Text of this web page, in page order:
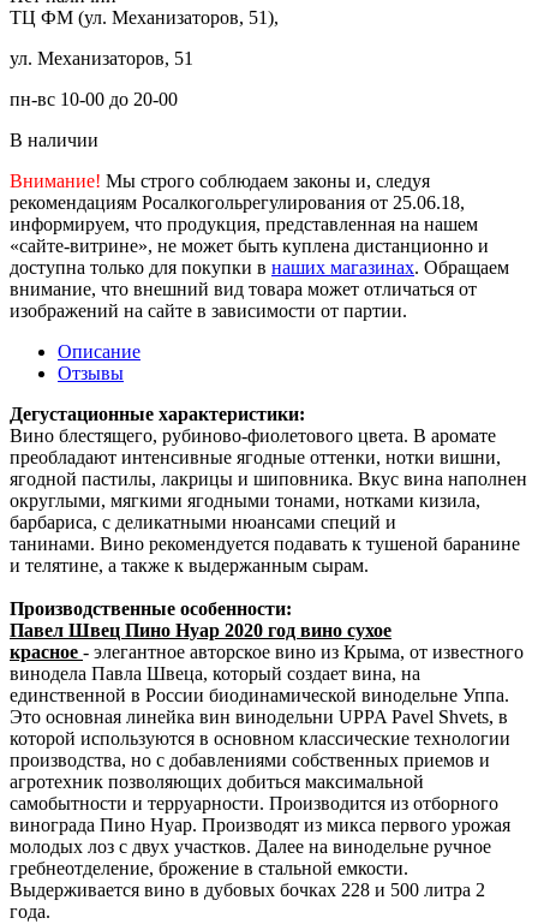
ТЦ ФМ (ул. Механизаторов, 51),
ул. Механизаторов, 51
пн-вс 10-00 до 20-00
В наличии
Внимание! Мы строго соблюдаем законы и, следуя
рекомендациям Росалкогольрегулирования от 25.06.18,
информируем, что продукция, представленная на нашем
«сайте-витрине», не может быть куплена дистанционно и
доступна только для покупки в наших магазинах. Обращаем
внимание, что внешний вид товара может отличаться от
изображений на сайте в зависимости от партии.
Описание
Отзывы
Дегустационные характеристики:
Вино блестящего, рубиново-фиолетового цвета. В аромате
преобладают интенсивные ягодные оттенки, нотки вишни,
ягодной пастилы, лакрицы и шиповника. Вкус вина наполнен
округлыми, мягкими ягодными тонами, нотками кизила,
барбариса, с деликатными нюансами специй и
танинами. Вино рекомендуется подавать к тушеной баранине
и телятине, а также к выдержанным сырам.
Производственные особенности:
Павел Швец Пино Нуар 2020 год вино сухое
красное - элегантное авторское вино из Крыма, от известного
винодела Павла Швеца, который создает вина, на
единственной в России биодинамической винодельне Уппа.
Это основная линейка вин винодельни UPPA Pavel Shvets, в
которой используются в основном классические технологии
производства, но с добавлениями собственных приемов и
агротехник позволяющих добиться максимальной
самобытности и терруарности. Производится из отборного
винограда Пино Нуар. Производят из микса первого урожая
молодых лоз с двух участков. Далее на винодельне ручное
гребнеотделение, брожение в стальной емкости.
Выдерживается вино в дубовых бочках 228 и 500 литра 2
года.